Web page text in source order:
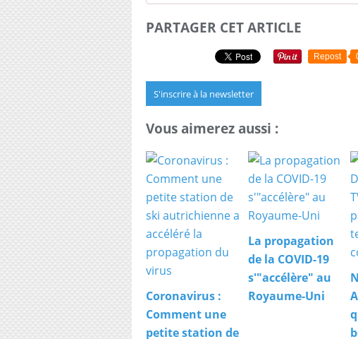
PARTAGER CET ARTICLE
Repost
S'inscrire à la newsletter
Vous aimerez aussi :
Coronavirus :
Comment une
petite station de
La propagation
de la COVID-19
s'"accélère" au
Royaume-Uni